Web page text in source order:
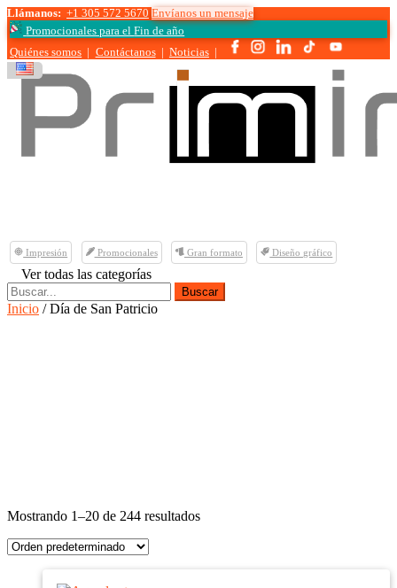
Llámanos: +1 305 572 5670 Envíanos un mensaje
Promocionales para elFin de año
Quiénes somos
Contáctanos Noticias
Impresión Promocionales Gran formato Diseño gráfico
Ver todas las categorías
Buscar:
Inicio / Día de San Patricio
Mostrando 1–20 de 244 resultados